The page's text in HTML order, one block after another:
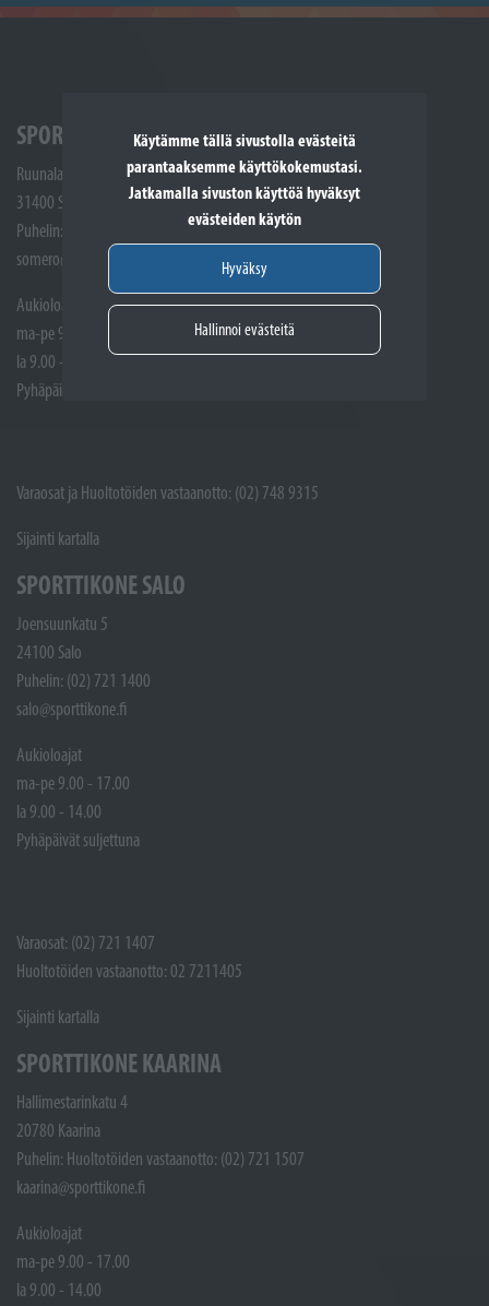
Käytämme tällä sivustolla evästeitä
parantaaksemme käyttökokemustasi.
Jatkamalla sivuston käyttöä hyväksyt
evästeiden käytön
Hyväksy
Hallinnoi evästeitä
SPORTTIKONE SOMERO
Ruunalantie 5
31400 Somero
Puhelin: (02) 748 9300
somero@sporttikone.fi
Aukioloajat
ma-pe 9.00 - 17.00
la 9.00 - 14.00
Pyhäpäivät suljettuna
Varaosat ja Huoltotöiden vastaanotto: (02) 748 9315
Sijainti kartalla
SPORTTIKONE SALO
Joensuunkatu 5
24100 Salo
Puhelin: (02) 721 1400
salo@sporttikone.fi
Aukioloajat
ma-pe 9.00 - 17.00
la 9.00 - 14.00
Pyhäpäivät suljettuna
Varaosat: (02) 721 1407
Huoltotöiden vastaanotto: 02 7211405
Sijainti kartalla
SPORTTIKONE KAARINA
Hallimestarinkatu 4
20780 Kaarina
Puhelin: Huoltotöiden vastaanotto: (02) 721 1507
kaarina@sporttikone.fi
Aukioloajat
ma-pe 9.00 - 17.00
la 9.00 - 14.00